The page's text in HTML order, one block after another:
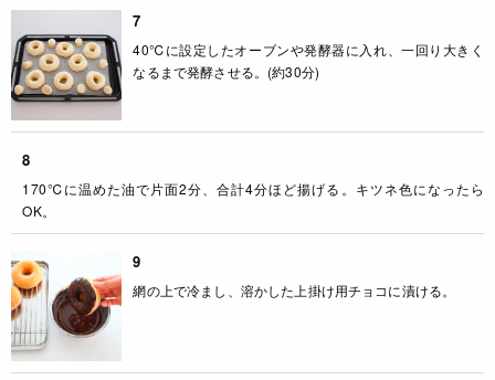
7
40℃に設定したオーブンや発酵器に入れ、一回り大きく
なるまで発酵させる。(約30分)
8
170℃に温めた油で片面2分、合計4分ほど揚げる。キツネ色になったら
OK。
9
網の上で冷まし、溶かした上掛け用チョコに漬ける。